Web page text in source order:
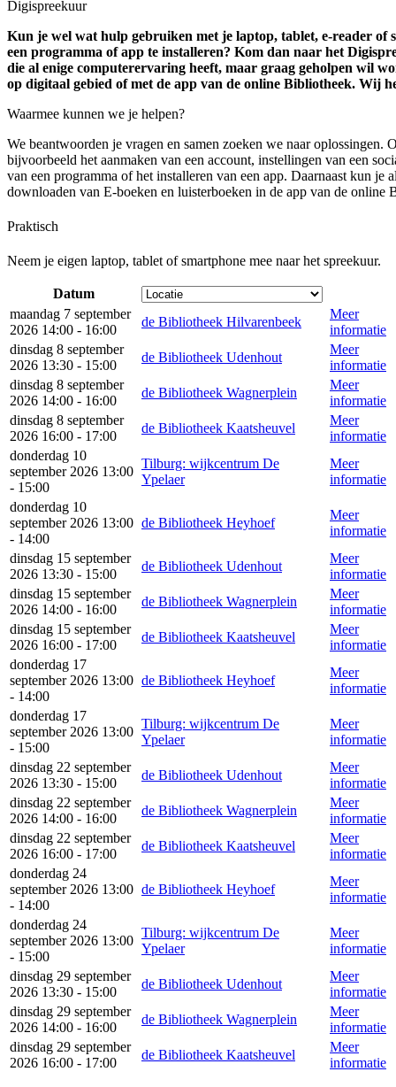
Digispreekuur
Kun je wel wat hulp gebruiken met je laptop, tablet, e-reader of
een programma of app te installeren? Kom dan naar het
die al enige computerervaring heeft, maar graag geholpen wil
op digitaal gebied of met de app van de online Bibliotheek. Wij
Waarmee kunnen we je helpen?
We beantwoorden je vragen en samen zoeken we naar oplossingen.
bijvoorbeeld het aanmaken van een account, instellingen van een
van een programma of het installeren van een app. Daarnaast kun je
downloaden van E-boeken en luisterboeken in de app van de online
Praktisch
Neem je eigen laptop, tablet of smartphone mee naar het spreekuur.
Datum
maandag 7 september
2026 14:00 - 16:00
de Bibliotheek Hilvarenbeek
Meer
informatie
dinsdag 8 september
2026 13:30 - 15:00
de Bibliotheek Udenhout
Meer
informatie
dinsdag 8 september
2026 14:00 - 16:00
de Bibliotheek Wagnerplein
Meer
informatie
dinsdag 8 september
2026 16:00 - 17:00
de Bibliotheek Kaatsheuvel
Meer
informatie
donderdag 10
september 2026 13:00
- 15:00
Tilburg: wijkcentrum De
Ypelaer
Meer
informatie
donderdag 10
september 2026 13:00
- 14:00
de Bibliotheek Heyhoef
Meer
informatie
dinsdag 15 september
2026 13:30 - 15:00
de Bibliotheek Udenhout
Meer
informatie
dinsdag 15 september
2026 14:00 - 16:00
de Bibliotheek Wagnerplein
Meer
informatie
dinsdag 15 september
2026 16:00 - 17:00
de Bibliotheek Kaatsheuvel
Meer
informatie
donderdag 17
september 2026 13:00
- 14:00
de Bibliotheek Heyhoef
Meer
informatie
donderdag 17
september 2026 13:00
- 15:00
Tilburg: wijkcentrum De
Ypelaer
Meer
informatie
dinsdag 22 september
2026 13:30 - 15:00
de Bibliotheek Udenhout
Meer
informatie
dinsdag 22 september
2026 14:00 - 16:00
de Bibliotheek Wagnerplein
Meer
informatie
dinsdag 22 september
2026 16:00 - 17:00
de Bibliotheek Kaatsheuvel
Meer
informatie
donderdag 24
september 2026 13:00
- 14:00
de Bibliotheek Heyhoef
Meer
informatie
donderdag 24
september 2026 13:00
- 15:00
Tilburg: wijkcentrum De
Ypelaer
Meer
informatie
dinsdag 29 september
2026 13:30 - 15:00
de Bibliotheek Udenhout
Meer
informatie
dinsdag 29 september
2026 14:00 - 16:00
de Bibliotheek Wagnerplein
Meer
informatie
dinsdag 29 september
2026 16:00 - 17:00
de Bibliotheek Kaatsheuvel
Meer
informatie